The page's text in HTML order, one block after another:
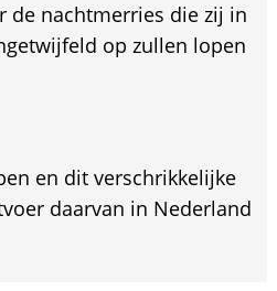
de nachtmerries die zij in
op zullen lopen
en dit verschrikkelijke
daarvan in Nederland